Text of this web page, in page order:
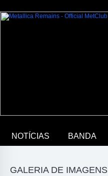
NOTÍCIAS BANDA
GALERIA DE IMAGENS